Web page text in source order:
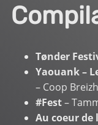
Tønder
Yaouank –
– Coop
#Fest–
Au coeur